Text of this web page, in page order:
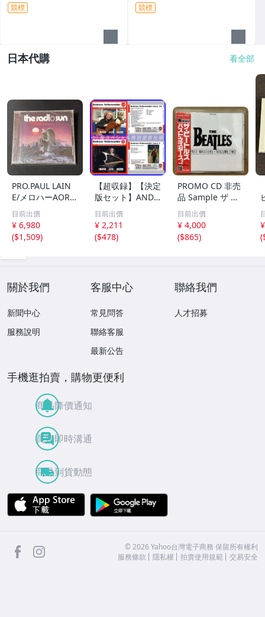
競標 競標
日本代購 看全部
PRO.PAUL LAIN
E/メロハーAOR◆
THE RADIO SUN/
UNSTOPPABLE
目前出價
¥ 6,980
($1,509)
【超収録】【決定
版セット】ANDR
EAS VOLLENWEI
DER CD1+2+3 厳
選プレミア音源集
MP3CD-DLVer 3
目前出價
¥ 2,211
($478)
PROMO CD 非売
品 Sample ザ ビ
ートルズ パスト
マスターズ VOL.2
CP32-5602 THE
BEATLES / PAST
目前出價
¥ 4,000
($865)
(
關於我們
新聞中心
服務說明
客服中心
常見問答
聯絡客服
最新公告
聯絡我們
人才招募
手機逛拍賣，購物更便利
商品降價通知
買賣即時溝通
商品到貨動態
APP Store
facebook ©2026 Yahoo台灣電子商務 保留所有權利
服務條款
隱私權 拍賣使用規範 交易安全